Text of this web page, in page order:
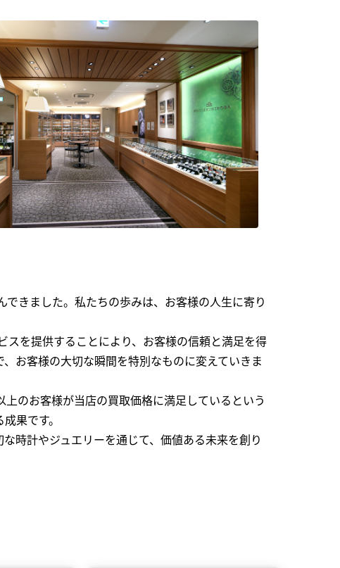
きました。私たちの歩みは、お客様の人生に寄り
を提供することにより、お客様の信頼と満足を得
お客様の大切な瞬間を特別なものに変えていきま
のお客様が当店の買取価格に満足しているという
果です。
時計やジュエリーを通じて、価値ある未来を創り